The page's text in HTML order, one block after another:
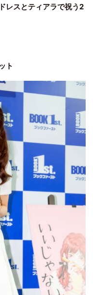
レスとティアラで祝う2
ト